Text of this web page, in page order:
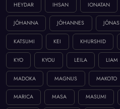
HEYDAR IHSAN IONATAN
JÓHANNA JÓHANNES JÓNAS
KATSUMI KEI KHURSHID
KYO KYOU LEILA LIAM
MADOKA MAGNUS MAKOTO
MARICA MASA MASUMI